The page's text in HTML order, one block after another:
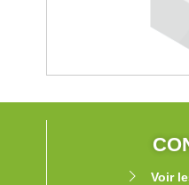
Voir